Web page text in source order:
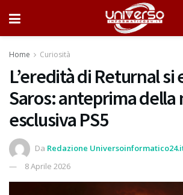
Home Curiosità
L’eredità di Returnal si
Saros: anteprima della
esclusiva PS5
Da Redazione
8 Aprile 2026